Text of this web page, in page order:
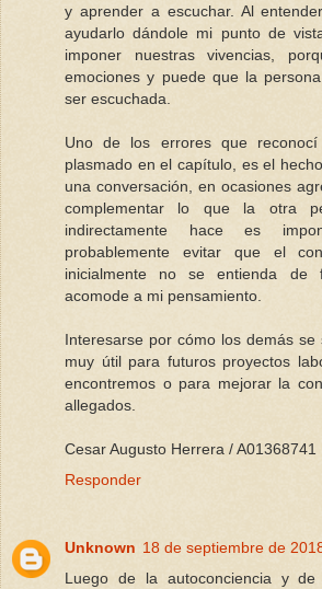
y aprender a escuchar. Al
ayudarlo dándole mi punto de
imponer nuestras vivencias,
emociones y puede que la
ser escuchada.
Uno de los errores que
plasmado en el capítulo, es el
una conversación, en ocasiones
complementar lo que la otra
indirectamente hace es
probablemente evitar que el
inicialmente no se entienda de
acomode a mi pensamiento.
Interesarse por cómo los demás
muy útil para futuros proyectos
encontremos o para mejorar la
allegados.
Cesar Augusto Herrera / A01368741
Responder
Unknown 18 de septiembre de
Luego de la autoconciencia y